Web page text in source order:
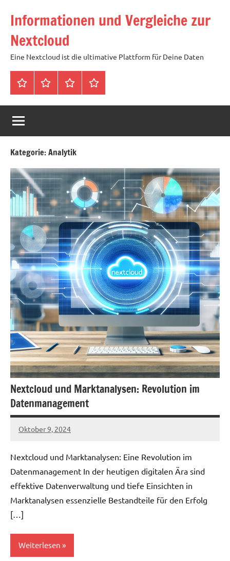
Inhalt
springen
Informationen und Vergleiche zur
Nextcloud
Eine Nextcloud ist die ultimative Plattform für Deine Daten
StartseiteNeuste
Artikel
Cloud
mit
Speicher
4,99
Euro
/
mtl
Tags
Kategorie:Analytik
Nextcloud und Marktanalysen: Revolution im
Datenmanagement
Oktober 9, 2024
admin
Nextcloud und Marktanalysen: Eine Revolution im
Datenmanagement In der heutigen digitalen Ära sind
effektive Datenverwaltung und tiefe Einsichten in
Marktanalysen essenzielle Bestandteile für den Erfolg
[…]
Weiterlesen